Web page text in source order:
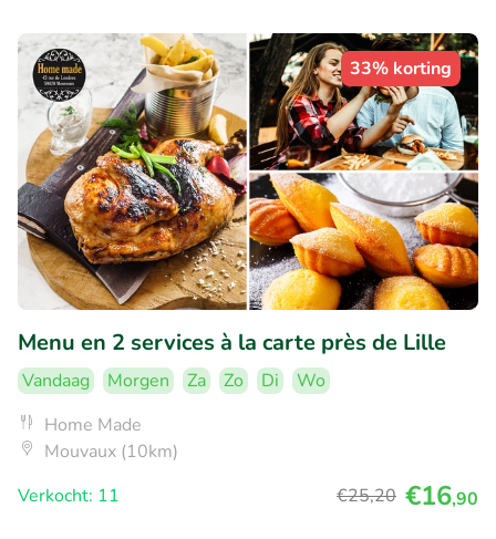
33% korting
Menu en 2 services à la carte près de Lille
Vandaag Morgen Za Zo Di
Wo
Home Made
Mouvaux (10km)
Verkocht: 11
€25,20 €16,90